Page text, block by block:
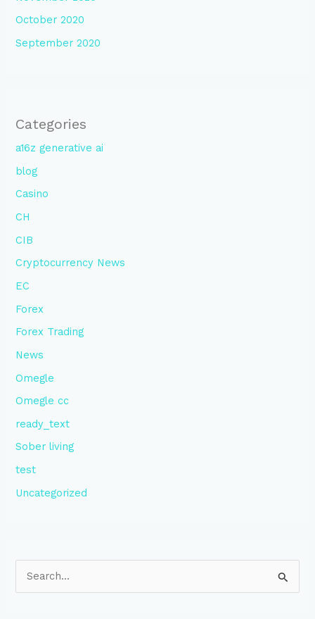
October 2020
September 2020
Categories
a16z generative ai
blog
Casino
CH
CIB
Cryptocurrency News
EC
Forex
Forex Trading
News
Omegle
Omegle cc
ready_text
Sober living
test
Uncategorized